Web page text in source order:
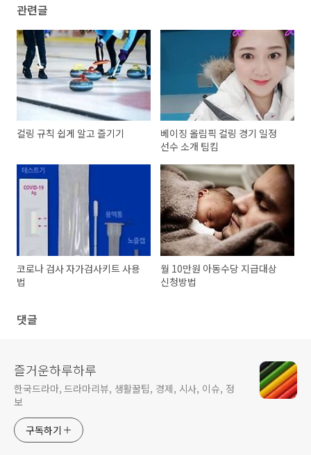
관련글
컬링 규칙 쉽게 알고 즐기기
베이징 올림픽 컬링 경기 일정
선수 소개 팀킴
코로나 검사 자가검사키트 사용
법
월 10만원 아동수당 지급대상
신청방법
댓글
즐거운하루하루
한국드라마, 드라마리뷰, 생활꿀팁, 경제, 시사, 이슈, 정
보
구독하기